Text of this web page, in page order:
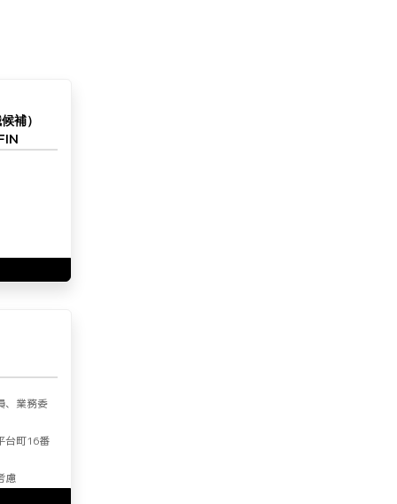
補）
、業務委
台町16番
慮